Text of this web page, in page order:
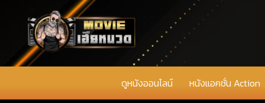
ดูหนังออนไลน์ หนังแอคชั่น Action